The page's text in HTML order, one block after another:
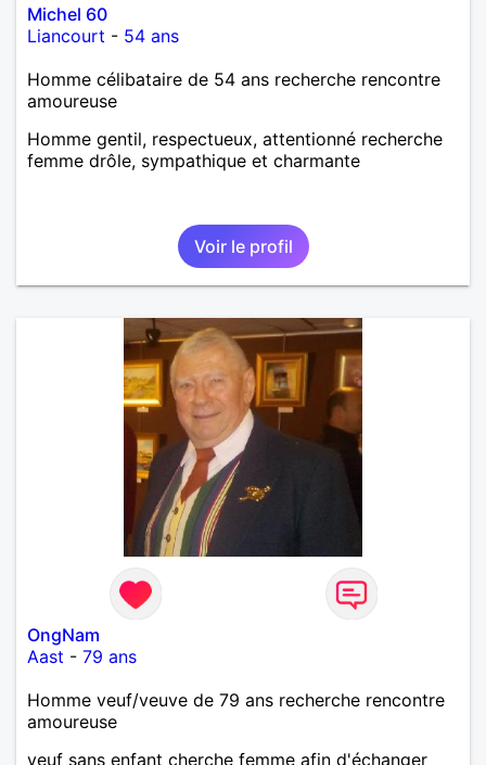
Michel 60
Liancourt - 54 ans
Homme célibataire de 54 ans recherche rencontre
amoureuse
Homme gentil, respectueux, attentionné recherche
femme drôle, sympathique et charmante
Voir le profil
OngNam
Aast - 79 ans
Homme veuf/veuve de 79 ans recherche rencontre
amoureuse
veuf sans enfant cherche femme afin d'échanger